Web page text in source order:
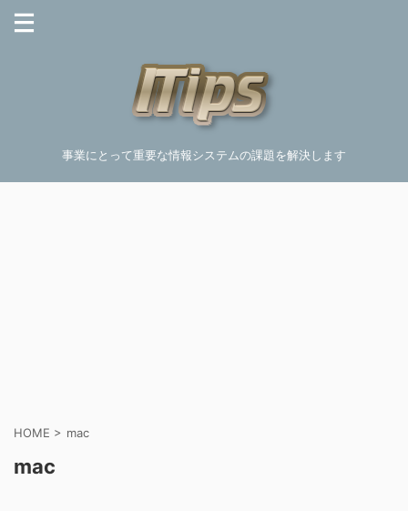
事業にとって重要な情報システムの課題を解決します
HOME > mac
mac